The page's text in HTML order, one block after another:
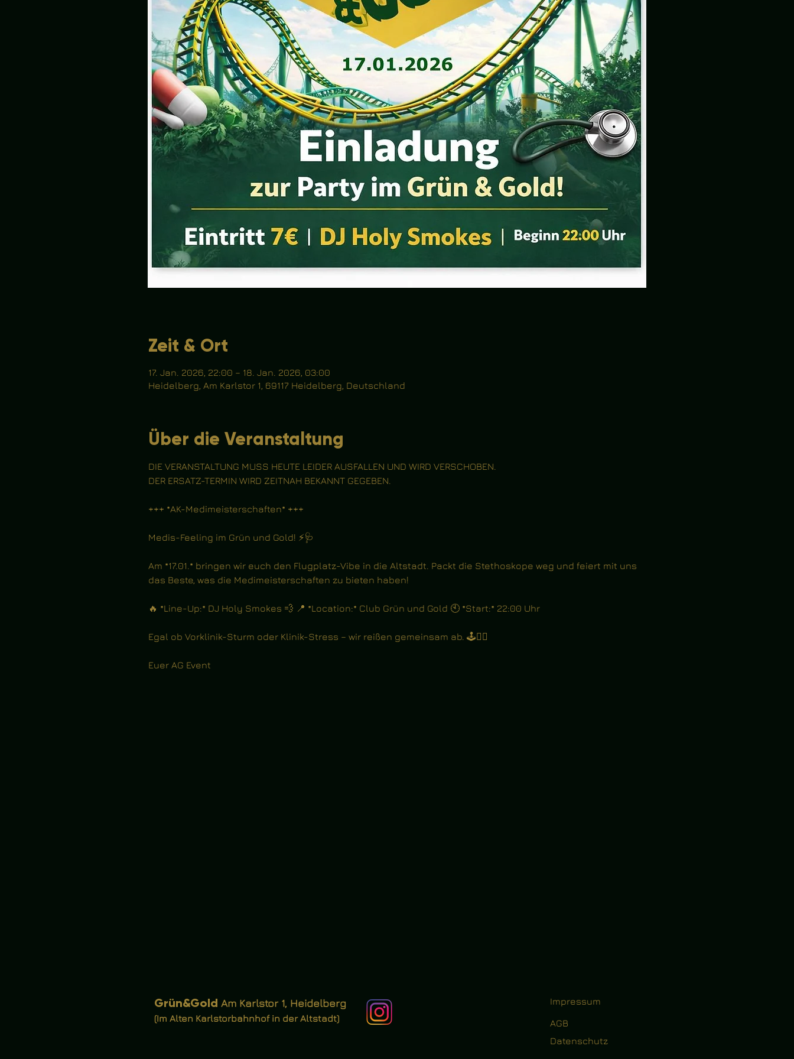
Zeit & Ort
17. Jan. 2026, 22:00 – 18. Jan. 2026, 03:00
Heidelberg, Am Karlstor 1, 69117 Heidelberg, Deutschland
Über die Veranstaltung
DIE VERANSTALTUNG MUSS HEUTE LEIDER AUSFALLEN UND WIRD VERSCHOBEN.
DER ERSATZ-TERMIN WIRD ZEITNAH BEKANNT GEGEBEN.
+++ *AK-Medimeisterschaften* +++
Medis-Feeling im Grün und Gold! ⚡️🩺
Am *17.01.* bringen wir euch den Flugplatz-Vibe in die Altstadt. Packt die Stethoskope weg und feiert mit uns
das Beste, was die Medimeisterschaften zu bieten haben!
🔥 *Line-Up:* DJ Holy Smokes 💨 📍 *Location:* Club Grün und Gold 🕙 *Start:* 22:00 Uhr
Egal ob Vorklinik-Sturm oder Klinik-Stress – wir reißen gemeinsam ab. 🕹️❤️‍🔥
Euer AG Event
Grün&Gold Am Karlstor 1, Heidelberg
(Im Alten Karlstorbahnhof in der Altstadt)
Impressum
AGB
Datenschutz